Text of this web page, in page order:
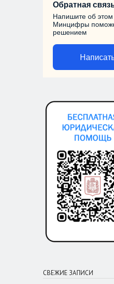
Обратная
Напишите об
Минцифры
решением
СВЕЖИЕ ЗАПИСИ